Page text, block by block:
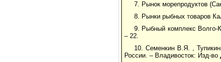
7. Рынок морепродуктов
8. Рынки рыбных товаров
9. Рыбный комплекс Волго-
– 22.
10. Семенкин В.Я. ,
России. – Владивосток: Изд-